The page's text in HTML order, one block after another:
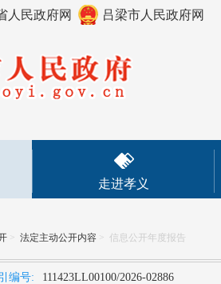
人民政府网 吕梁市人民政府网
走进孝义
> 法定主动公开内容 > 信息公开年度报告
编号: 111423LL00100/2026-02886